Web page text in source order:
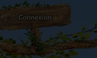
Connexion